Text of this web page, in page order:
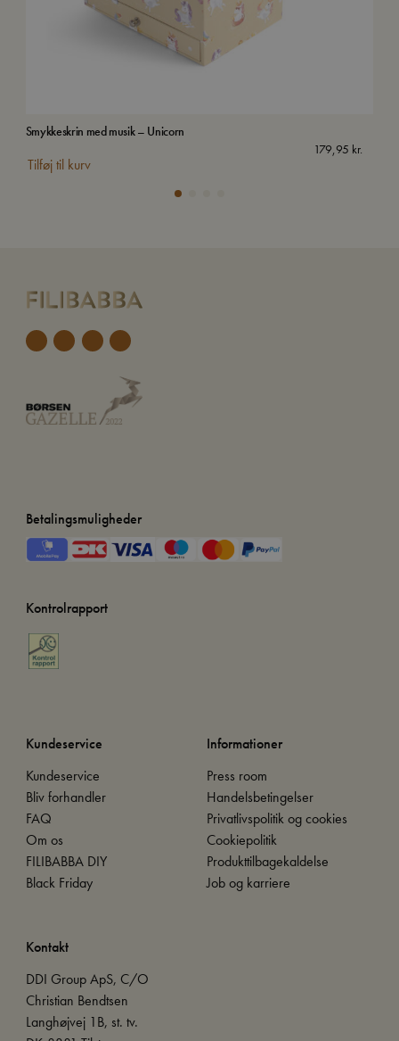
Smykkeskrin med musik – Unicorn
179,95 kr.
Tilføj til kurv
Betalingsmuligheder
Kontrolrapport
Kundeservice
Kundeservice
Bliv forhandler
FAQ
Om os
FILIBABBA DIY
Black Friday
Informationer
Press room
Handelsbetingelser
Privatlivspolitik og cookies
Cookiepolitik
Produkttilbagekaldelse
Job og karriere
Kontakt
DDI Group ApS, C/O
Christian Bendtsen
Langhøjvej 1B, st. tv.